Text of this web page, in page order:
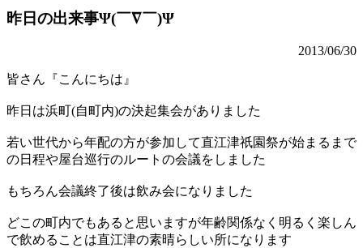
昨日の出来事Ψ(￣∇￣)Ψ
2013/06/30
皆さん『こんにちは』
昨日は浜町(自町内)の決起集会がありました
若い世代から年配の方が参加して直江津祇園祭が始まるまで
の日程や屋台巡行のルートの会議をしました
もちろん会議終了後は飲み会になりました
どこの町内でもあると思いますが年齢関係なく明るく楽しん
で飲めることは直江津の素晴らしい所になります